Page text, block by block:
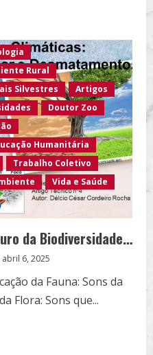
Rural
Silvestres
Artigos
Doutor Zoo
Humanitária
Trabalho Coletivo
Vida e Saúde
da Biodiversidade…
abril 6, 2025
da Fauna: Sons da
Flora: Sons que...